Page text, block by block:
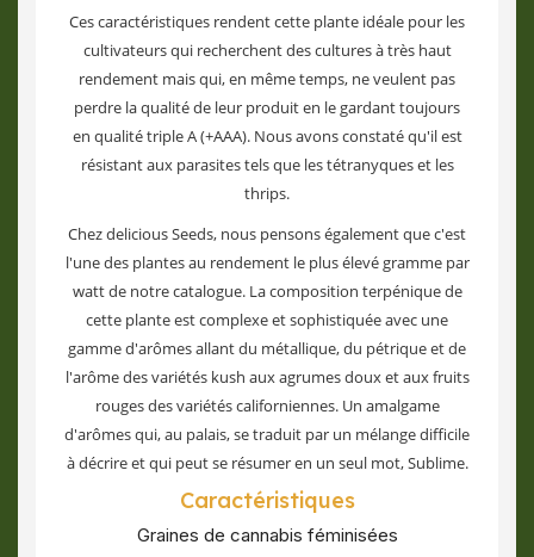
Ces caractéristiques rendent cette plante idéale pour les
cultivateurs qui recherchent des cultures à très haut
rendement mais qui, en même temps, ne veulent pas
perdre la qualité de leur produit en le gardant toujours
en qualité triple A (+AAA). Nous avons constaté qu'il est
résistant aux parasites tels que les tétranyques et les
thrips.
Chez delicious Seeds, nous pensons également que c'est
l'une des plantes au rendement le plus élevé gramme par
watt de notre catalogue. La composition terpénique de
cette plante est complexe et sophistiquée avec une
gamme d'arômes allant du métallique, du pétrique et de
l'arôme des variétés kush aux agrumes doux et aux fruits
rouges des variétés californiennes. Un amalgame
d'arômes qui, au palais, se traduit par un mélange difficile
à décrire et qui peut se résumer en un seul mot, Sublime.
Caractéristiques
Graines de cannabis féminisées